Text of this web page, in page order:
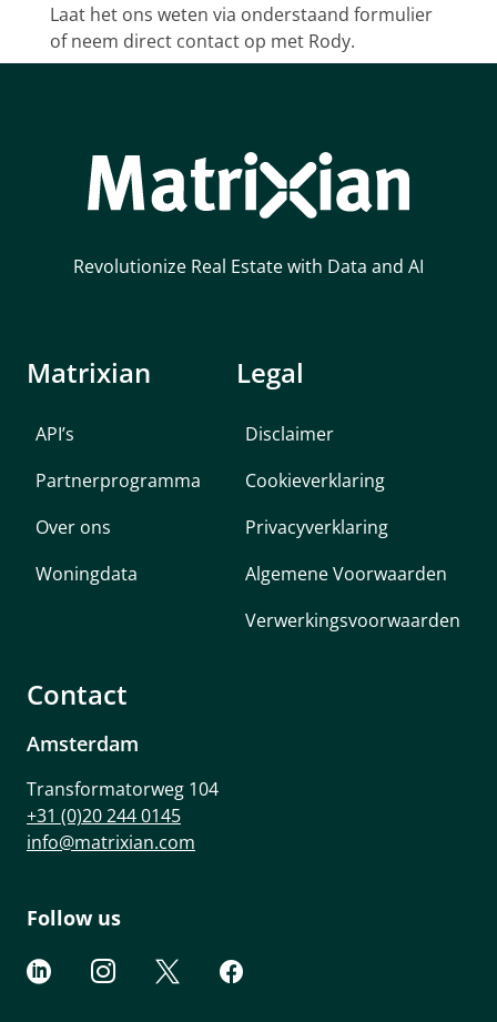
Laat het ons weten via onderstaand formulier
of neem direct contact op met Rody.
Revolutionize Real Estate with Data and AI
Matrixian
API’s
Partnerprogramma
Over ons
Woningdata
Legal
Disclaimer
Cookieverklaring
Privacyverklaring
Algemene Voorwaarden
Verwerkingsvoorwaarden
Contact
Amsterdam
Transformatorweg 104
+31 (0)20 244 0145
info@matrixian.com
Follow us
   